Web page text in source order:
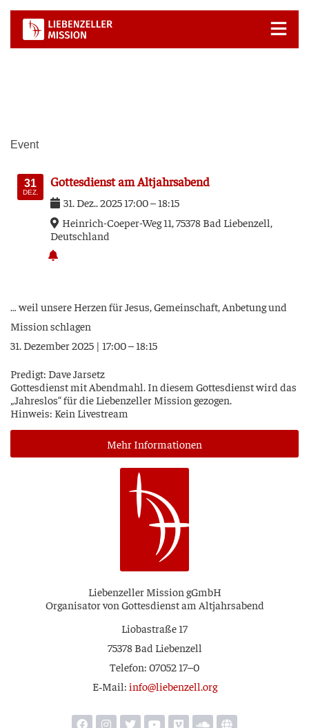
Zum
Inhalt
springen
Event
31
DEZ.
Got­tes­dienst am Altjahrsabend
31. Dez..202517:00–18:15
Hein­rich-Coe­per-Weg 11, 75378 Bad Lie­ben­zell,
Deutsch­land
… weil unse­re Her­zen für Jesus, Gemein­schaft, Anbe­tung und
Mis­si­on schlagen
31. Dezem­ber 2025 | 17:00 – 18:15
Pre­digt: Dave Jarsetz
Got­tes­dienst mit Abend­mahl. In die­sem Got­tes­dienst wird das
„Jah­res­los“ für die Lie­ben­zel­ler Mis­si­on gezogen.
Hin­weis: Kein Livestream
Mehr Infor­ma­tio­nen
Lie­ben­zel­ler Mis­si­on gGmbH
Orga­ni­sa­tor von Got­tes­dienst am Altjahrsabend
Lio­ba­stra­ße 17
75378 Bad Liebenzell
Tele­fon: 07052 17–0
E‑Mail: info@liebenzell.org